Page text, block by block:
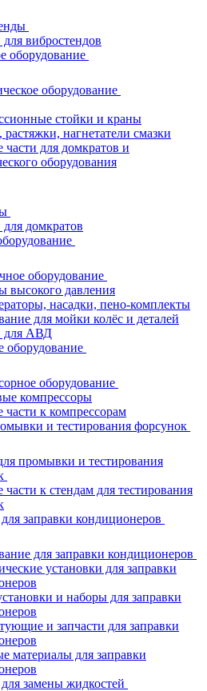
для вибростендов
оборудование
оборудование
стойки и краны
нагнетатели смазки
части для домкратов и
оборудования
для домкратов
оборудование
высокого давления
насадки, пено-комплекты
для мойки колёс и деталей
для АВД
оборудование
оборудование
компрессоры
части к компрессорам
и тестирования форсунок
промывки и тестирования
части к стендам для тестирования
заправки кондиционеров
для заправки кондиционеров
установки для заправки
и наборы для заправки
и запчасти для заправки
материалы для заправки
замены жидкостей